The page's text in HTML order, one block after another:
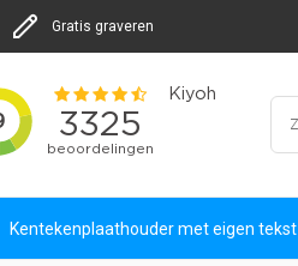
Gratis graveren
Kentekenplaathouder met eigen tekst